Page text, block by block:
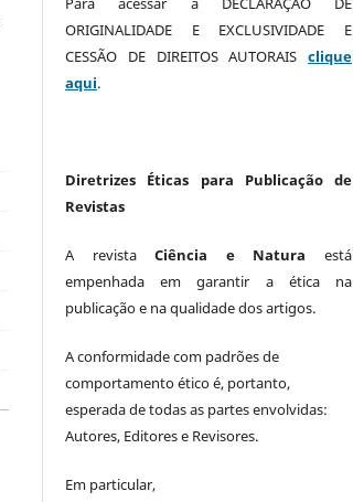
ORIGINALIDADE E EXCLUSIVIDADE E
CESSÃO DE DIREITOS AUTORAIS clique
aqui.
Diretrizes Éticas para Publicação de
Revistas
A revistaCiência e Natura está
empenhada em garantir a ética na
publicação e na qualidade dos artigos.
A conformidade com padrões de
comportamento ético é, portanto,
esperada de todas as partes envolvidas:
Autores, Editores e Revisores.
Em particular,